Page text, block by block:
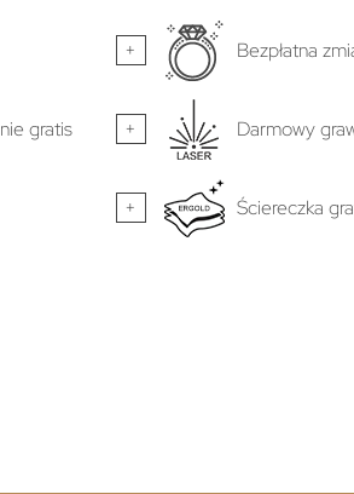
+ Bezpłatna
gratis + Darmowy
+ Ściereczka